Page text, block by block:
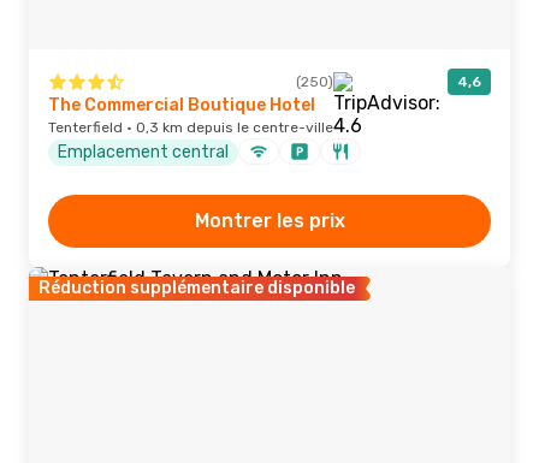
(250) 4,6
The Commercial Boutique Hotel
Tenterfield · 0,3 km depuis le centre-ville
Emplacement central
Montrer les prix
Réduction supplémentaire disponible